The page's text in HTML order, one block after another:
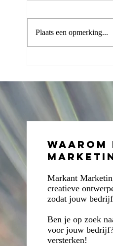
waarom
merk niet
blijft
(en hoe
dat
Plaats een opmerking...
Markant
creatieve
zodat jouw
Ben je op zoek
voor jouw
versterken!